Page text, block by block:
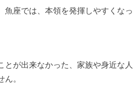
魚座では、本領を発揮しやすくなっ
とが出来なかった、家族や身近な
。